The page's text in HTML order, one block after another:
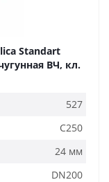
Standart
ВЧ, кл.
527
C250
24 мм
DN200